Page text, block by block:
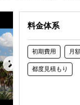
料金体系
初期費用 月
都度見積もり